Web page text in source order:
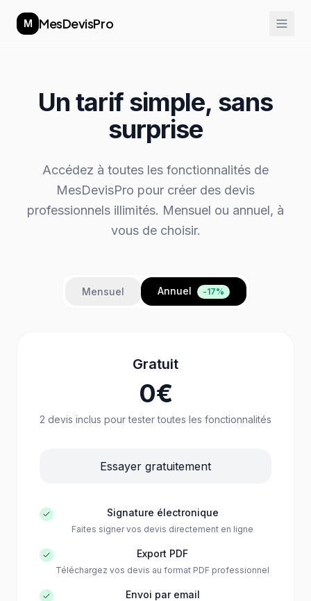
M MesDevisPro
Un tarif simple, sans
surprise
Accédez à toutes les fonctionnalités de
MesDevisPro pour créer des devis
professionnels illimités. Mensuel ou annuel, à
vous de choisir.
Mensuel Annuel -17%
Gratuit
0€
2 devis inclus pour tester toutes les fonctionnalités
Essayer gratuitement
Signature électronique
Faites signer vos devis directement en ligne
Export PDF
Téléchargez vos devis au format PDF professionnel
Envoi par email